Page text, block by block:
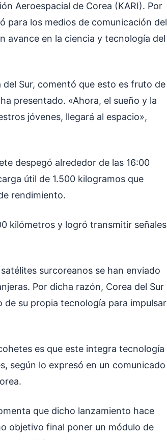
Aeroespacial de Corea (KARI). Por
para los medios de comunicación del
avance en la ciencia y tecnología del
Sur, comentó que esto es fruto de
presentado. «Ahora, el sueño y la
jóvenes, llegará al espacio»,
despegó alrededor de las 16:00
útil de 1.500 kilogramos que
rendimiento.
kilómetros y logró transmitir señales
surcoreanos se han enviado
Por dicha razón, Corea del Sur
de su propia tecnología para impulsar
es que este integra tecnología
según lo expresó en un comunicado
que dicho lanzamiento hace
objetivo final poner un módulo de